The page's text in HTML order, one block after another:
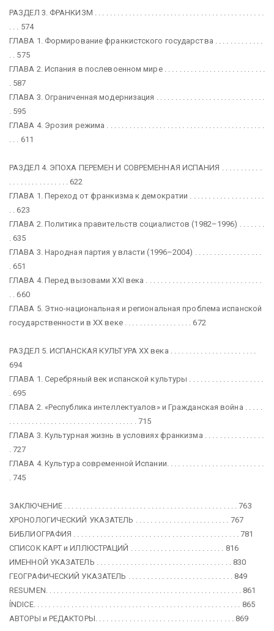
РАЗДЕЛ 3. ФРАНКИЗМ . . . . . . . . . . . . . . . . . . . . . . . . . . . . . . . . . . . . . . . . . . . . .
. . . 574
ГЛАВА 1. Формирование франкистского государства . . . . . . . . . . . . .
. . 575
ГЛАВА 2. Испания в послевоенном мире . . . . . . . . . . . . . . . . . . . . . . . . . . .
. 587
ГЛАВА 3. Ограниченная модернизация . . . . . . . . . . . . . . . . . . . . . . . . . . . . .
. 595
ГЛАВА 4. Эрозия режима . . . . . . . . . . . . . . . . . . . . . . . . . . . . . . . . . . . . . . . . . .
. . . 611
РАЗДЕЛ 4. ЭПОХА ПЕРЕМЕН И СОВРЕМЕННАЯ ИСПАНИЯ . . . . . . . . . . .
. . . . . . . . . . . . . . . . 622
ГЛАВА 1. Переход от франкизма к демократии . . . . . . . . . . . . . . . . . . . .
. . 623
ГЛАВА 2. Политика правительств социалистов (1982–1996) . . . . . . .
. 635
ГЛАВА 3. Народная партия у власти (1996–2004) . . . . . . . . . . . . . . . . . .
. 651
ГЛАВА 4. Перед вызовами ХХI века . . . . . . . . . . . . . . . . . . . . . . . . . . . . . . .
. . 660
ГЛАВА 5. Этно-национальная и региональная проблема иcпанской
государственности в XX веке . . . . . . . . . . . . . . . . . . 672
РАЗДЕЛ 5. ИСПАНСКАЯ КУЛЬТУРА XX века . . . . . . . . . . . . . . . . . . . . . . .
694
ГЛАВА 1. Серебряный век испанской культуры . . . . . . . . . . . . . . . . . . . .
. 695
ГЛАВА 2. «Республика интеллектуалов» и Гражданская война . . . . .
. . . . . . . . . . . . . . . . . . . . . . . . . . . . . . . . . . 715
ГЛАВА 3. Культурная жизнь в условиях франкизма . . . . . . . . . . . . . . . .
. 727
ГЛАВА 4. Культура современной Испании. . . . . . . . . . . . . . . . . . . . . . . . . .
. 745
ЗАКЛЮЧЕНИЕ . . . . . . . . . . . . . . . . . . . . . . . . . . . . . . . . . . . . . . . . . . . . . . 763
ХРОНОЛОГИЧЕСКИЙ УКАЗАТЕЛЬ . . . . . . . . . . . . . . . . . . . . . . . . . 767
БИБЛИОГРАФИЯ . . . . . . . . . . . . . . . . . . . . . . . . . . . . . . . . . . . . . . . . . . . . 781
СПИСОК КАРТ и ИЛЛЮСТРАЦИЙ . . . . . . . . . . . . . . . . . . . . . . . . . 816
ИМЕННОЙ УКАЗАТЕЛЬ . . . . . . . . . . . . . . . . . . . . . . . . . . . . . . . . . . . . 830
ГЕОГРАФИЧЕСКИЙ УКАЗАТЕЛЬ . . . . . . . . . . . . . . . . . . . . . . . . . . . . 849
RESUMEN. . . . . . . . . . . . . . . . . . . . . . . . . . . . . . . . . . . . . . . . . . . . . . . . . . . . 861
ÍNDICE. . . . . . . . . . . . . . . . . . . . . . . . . . . . . . . . . . . . . . . . . . . . . . . . . . . . . . . 865
АВТОРЫ и РЕДАКТОРЫ. . . . . . . . . . . . . . . . . . . . . . . . . . . . . . . . . . . . . 869